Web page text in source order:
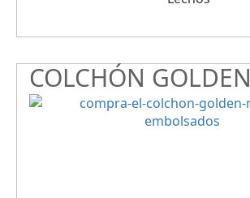
COLCHÓN GOLDEN